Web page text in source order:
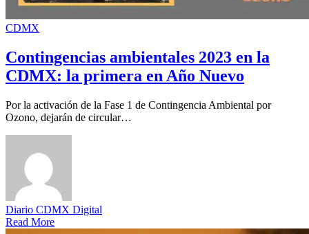
CDMX
Contingencias ambientales 2023 en la
CDMX: la primera en Año Nuevo
Por la activación de la Fase 1 de Contingencia Ambiental por
Ozono, dejarán de circular…
Diario CDMX Digital
Read More